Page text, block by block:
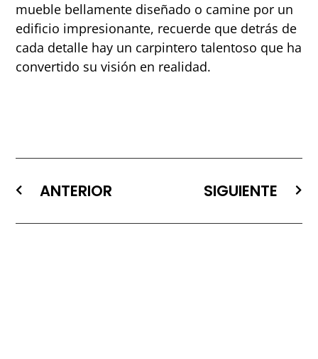
mueble bellamente diseñado o camine por un
edificio impresionante, recuerde que detrás de
cada detalle hay un carpintero talentoso que ha
convertido su visión en realidad.
ANTERIOR SIGUIENTE